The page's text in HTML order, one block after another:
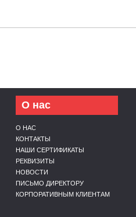
О нас
О НАС
КОНТАКТЫ
НАШИ СЕРТИФИКАТЫ
РЕКВИЗИТЫ
НОВОСТИ
ПИСЬМО ДИРЕКТОРУ
КОРПОРАТИВНЫМ КЛИЕНТАМ